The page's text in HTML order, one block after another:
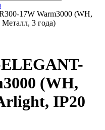
17W Warm3000 (WH,
3 года)
(WH,
IP20